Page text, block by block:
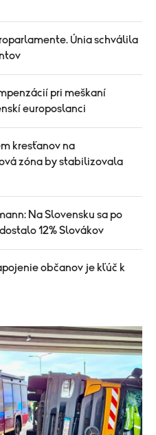
Únia schválila
pri meškaní
europoslanci
kresťanov na
zóna by stabilizovala
Na Slovensku sa po
12% Slovákov
občanov je kľúč k